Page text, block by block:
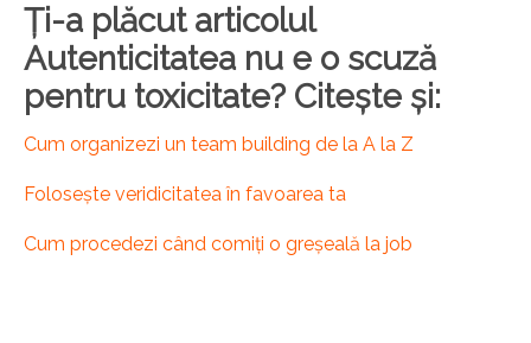
Ți-a plăcut articolul
Autenticitatea nu e o scuză
pentru toxicitate? Citește și:
Cum organizezi un team building de la A la Z
Folosește veridicitatea în favoarea ta
Cum procedezi când comiți o greșeală la job